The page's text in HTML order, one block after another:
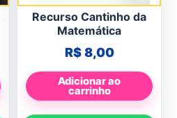
Recurso Cantinho da
Matemática
R$8,00
Adicionar ao
carrinho